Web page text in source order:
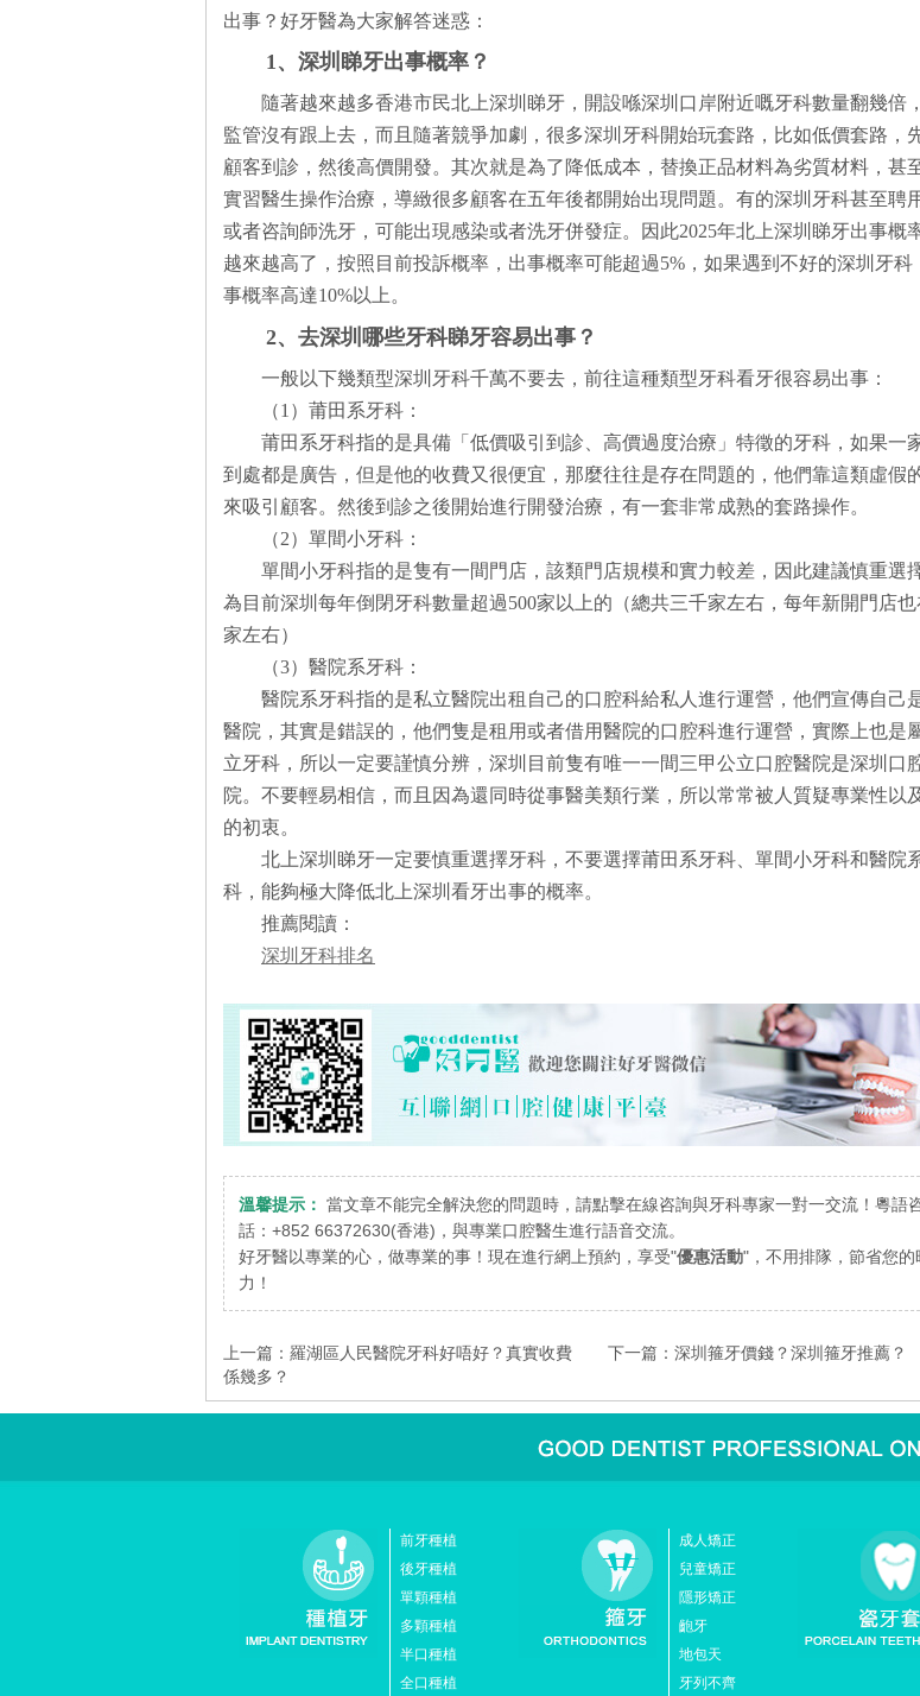
出事？好牙醫為大家解答迷惑：
1、深圳睇牙出事概率？
隨著越來越多香港市民北上深圳睇牙，開設喺深圳口岸附近嘅牙科數量翻幾倍
監管沒有跟上去，而且隨著競爭加劇，很多深圳牙科開始玩套路，比如低價套路，
顧客到診，然後高價開發。其次就是為了降低成本，替換正品材料為劣質材料，甚
實習醫生操作治療，導緻很多顧客在五年後都開始出現問題。有的深圳牙科甚至聘
或者咨詢師洗牙，可能出現感染或者洗牙併發症。因此2025年北上深圳睇牙出事概
越來越高了，按照目前投訴概率，出事概率可能超過5%，如果遇到不好的深圳牙科
事概率高達10%以上。
2、去深圳哪些牙科睇牙容易出事？
一般以下幾類型深圳牙科千萬不要去，前往這種類型牙科看牙很容易出事：
（1）莆田系牙科：
莆田系牙科指的是具備「低價吸引到診、高價過度治療」特徵的牙科，如果一
到處都是廣告，但是他的收費又很便宜，那麼往往是存在問題的，他們靠這類虛假
來吸引顧客。然後到診之後開始進行開發治療，有一套非常成熟的套路操作。
（2）單間小牙科：
單間小牙科指的是隻有一間門店，該類門店規模和實力較差，因此建議慎重選
為目前深圳每年倒閉牙科數量超過500家以上的（總共三千家左右，每年新開門店也
家左右）
（3）醫院系牙科：
醫院系牙科指的是私立醫院出租自己的口腔科給私人進行運營，他們宣傳自己
醫院，其實是錯誤的，他們隻是租用或者借用醫院的口腔科進行運營，實際上也是
立牙科，所以一定要謹慎分辨，深圳目前隻有唯一一間三甲公立口腔醫院是深圳口
院。不要輕易相信，而且因為還同時從事醫美類行業，所以常常被人質疑專業性以
的初衷。
北上深圳睇牙一定要慎重選擇牙科，不要選擇莆田系牙科、單間小牙科和醫院
科，能夠極大降低北上深圳看牙出事的概率。
推薦閱讀：
深圳牙科排名
溫馨提示： 當文章不能完全解決您的問題時，請點擊在線咨詢與牙科專家一對一交流！粵語
話：+852 66372630(香港)，與專業口腔醫生進行語音交流。
好牙醫以專業的心，做專業的事！現在進行網上預約，享受"優惠活動"，不用排隊，節省您的
力！
上一篇： 羅湖區人民醫院牙科好唔好？真實收費
係幾多？
下一篇：深圳箍牙價錢？深圳箍牙推薦？
前牙種植
後牙種植
單顆種植
多顆種植
半口種植
全口種植
成人矯正
兒童矯正
隱形矯正
齙牙
地包天
牙列不齊